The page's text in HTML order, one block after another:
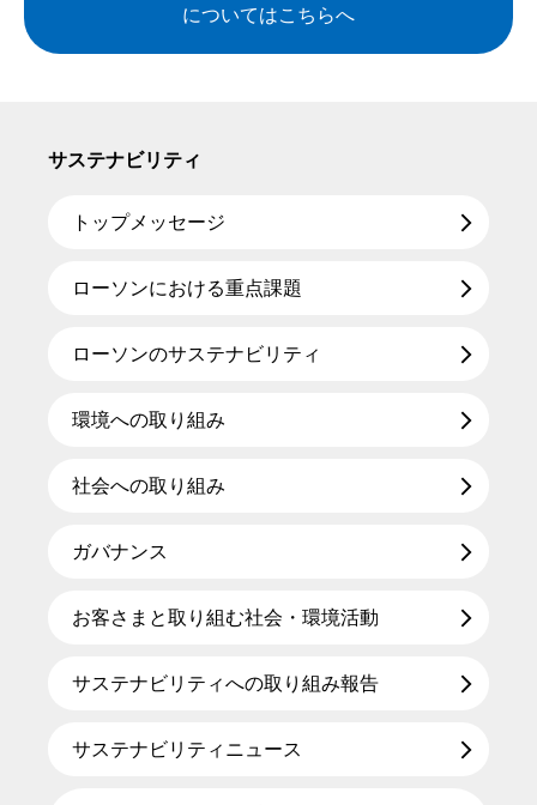
についてはこちらへ
サステナビリティ
トップメッセージ
ローソンにおける重点課題
ローソンのサステナビリティ
環境への取り組み
社会への取り組み
ガバナンス
お客さまと取り組む社会・環境活動
サステナビリティへの取り組み報告
サステナビリティニュース